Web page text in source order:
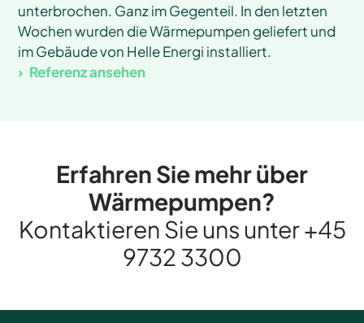
unterbrochen. Ganz im Gegenteil. In den letzten
Wochen wurden die Wärmepumpen geliefert und
im Gebäude von Helle Energi installiert.
Referenz ansehen
Erfahren Sie mehr über
Wärmepumpen?
Kontaktieren Sie uns unter+45
9732 3300